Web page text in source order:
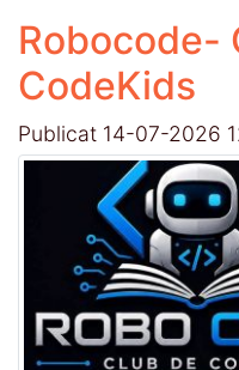
Robocode-
CodeKids
Publicat 14-07-2026